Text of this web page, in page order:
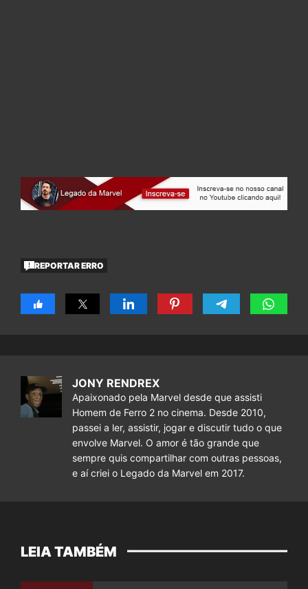
REPORTAR ERRO
JONY RENDREX
Apaixonado pela Marvel desde que assisti
Homem de Ferro 2 no cinema. Desde 2010,
passei a ler, assistir, jogar e discutir tudo o que
envolve Marvel. O amor é tão grande que
sempre quis compartilhar com outras pessoas,
e aí criei o Legado da Marvel em 2017.
LEIA TAMBÉM